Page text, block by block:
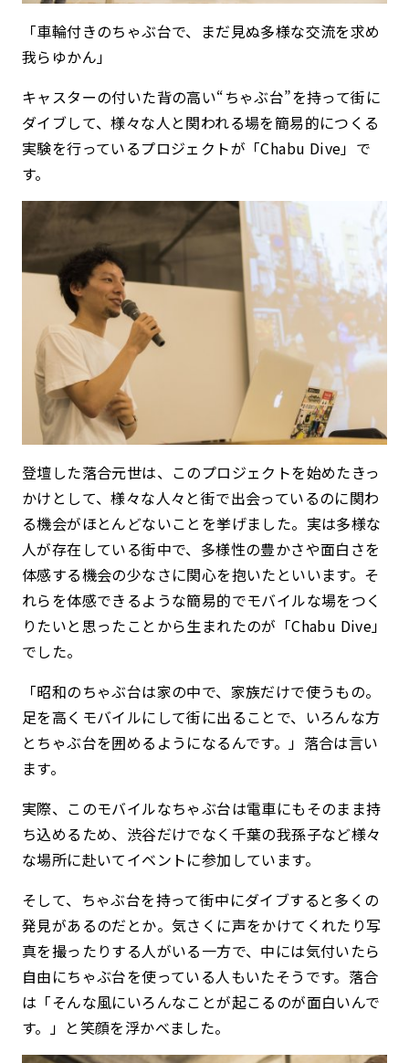
「車輪付きのちゃぶ台で、まだ見ぬ多様な交流を求め
我らゆかん」
キャスターの付いた背の高い“ちゃぶ台”を持って街に
ダイブして、様々な人と関われる場を簡易的につくる
実験を行っているプロジェクトが「Chabu Dive」で
す。
登壇した落合元世は、このプロジェクトを始めたきっ
かけとして、様々な人々と街で出会っているのに関わ
る機会がほとんどないことを挙げました。実は多様な
人が存在している街中で、多様性の豊かさや面白さを
体感する機会の少なさに関心を抱いたといいます。そ
れらを体感できるような簡易的でモバイルな場をつく
りたいと思ったことから生まれたのが「Chabu Dive」
でした。
「昭和のちゃぶ台は家の中で、家族だけで使うもの。
足を高くモバイルにして街に出ることで、いろんな方
とちゃぶ台を囲めるようになるんです。」落合は言い
ます。
実際、このモバイルなちゃぶ台は電車にもそのまま持
ち込めるため、渋谷だけでなく千葉の我孫子など様々
な場所に赴いてイベントに参加しています。
そして、ちゃぶ台を持って街中にダイブすると多くの
発見があるのだとか。気さくに声をかけてくれたり写
真を撮ったりする人がいる一方で、中には気付いたら
自由にちゃぶ台を使っている人もいたそうです。落合
は「そんな風にいろんなことが起こるのが面白いんで
す。」と笑顔を浮かべました。